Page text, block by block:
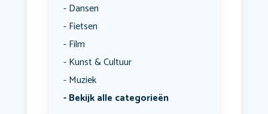
Dansen
Fietsen
Film
Kunst & Cultuur
Muziek
Bekijk alle categorieën